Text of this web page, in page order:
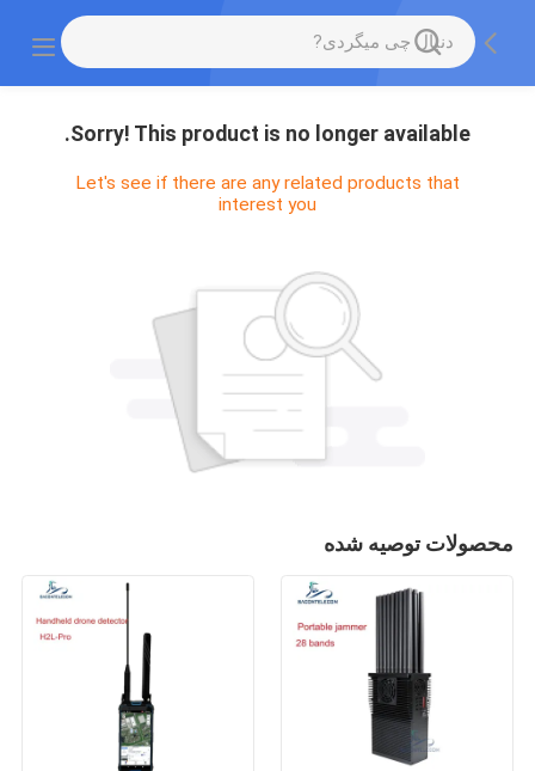
Sorry! This product is no longer available.
Let's see if there are any related products that
interest you
محصولات توصیه شده